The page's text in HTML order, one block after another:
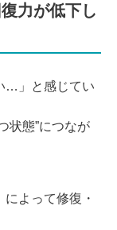
力が低下し
…」と感じてい
状態”につなが
よって修復・